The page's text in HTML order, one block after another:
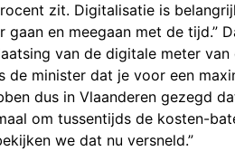
zit. Digitalisatie is
en meegaan met de tijd.”
van de digitale meter van
minister dat je voor een
dus in Vlaanderen gezegd
om tussentijds de kosten-
we dat nu versneld.”